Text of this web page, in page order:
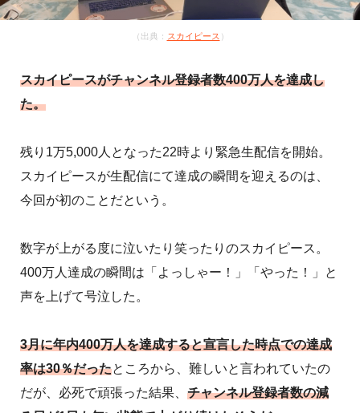
（出典： スカイピース ）
スカイピースがチャンネル登録者数400万人を達成し
た。
残り1万5,000人となった22時より緊急生配信を開始。
スカイピースが生配信にて達成の瞬間を迎えるのは、
今回が初のことだという。
数字が上がる度に泣いたり笑ったりのスカイピース。
400万人達成の瞬間は「よっしゃー！」「やった！」と
声を上げて号泣した。
3月に年内400万人を達成すると宣言した時点での達成
率は30％だったところから、難しいと言われていたの
だが、必死で頑張った結果、 チャンネル登録者数の減